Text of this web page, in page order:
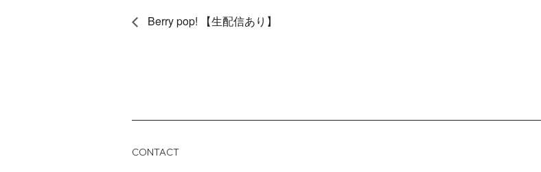
Berry pop! 【生配信あり】
CONTACT